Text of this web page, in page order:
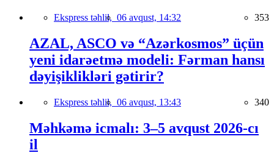
Ekspress təhlil, 06 avqust, 14:32 353
AZAL, ASCO və “Azərkosmos” üçün
yeni idarəetmə modeli: Fərman hansı
dəyişiklikləri gətirir?
Ekspress təhlil, 06 avqust, 13:43 340
Məhkəmə icmalı: 3–5 avqust 2026-cı
il